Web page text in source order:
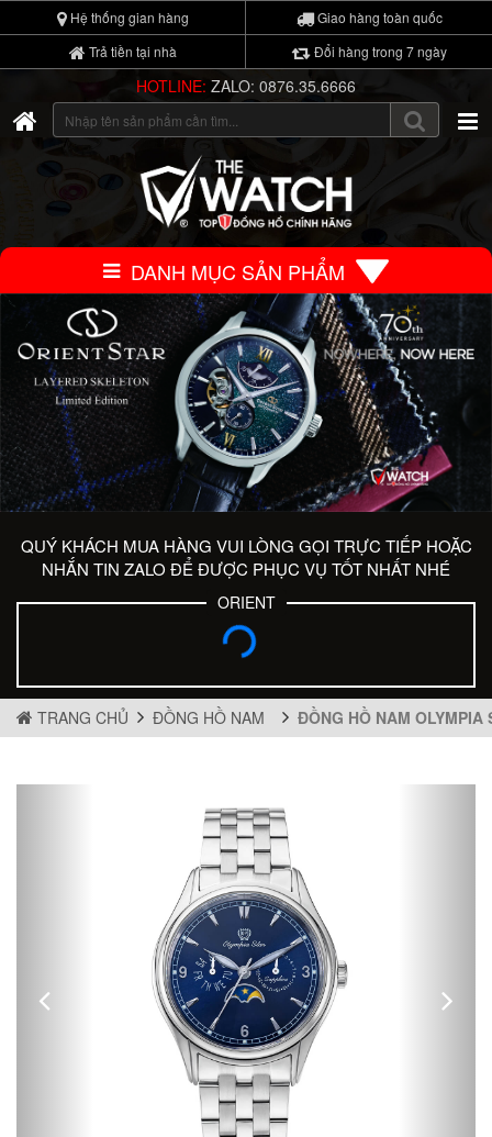
Hệ thống gian hàng
Giao hàng toàn quốc
Trả tiền tại nhà
Đổi hàng trong 7 ngày
HOTLINE: ZALO: 0876.35.6666
DANH MỤC SẢN PHẨM
QUÝ KHÁCH MUA HÀNG VUI LÒNG GỌI TRỰC TIẾP HOẶC
NHẮN TIN ZALO ĐỂ ĐƯỢC PHỤC VỤ TỐT NHẤT NHÉ
ORIENT
TRANG CHỦ ĐỒNG HỒ NAM ĐỒNG HỒ NAM OLYMPIA